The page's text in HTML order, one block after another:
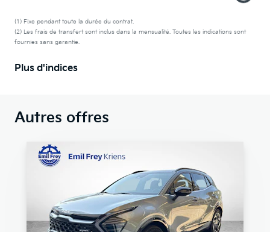
(1) Fixe pendant toute la durée du contrat.
(2) Les frais de transfert sont inclus dans la mensualité. Toutes les indications sont
fournies sans garantie.
Plus d'indices
Autres offres